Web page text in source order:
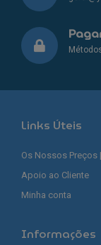
Links Úteis
Os Nossos Preços
Apoio ao Cliente
Minha conta
Informações